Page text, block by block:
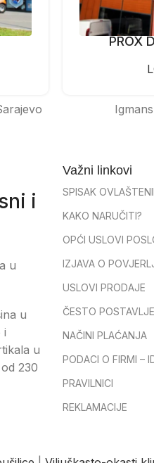
PROX
i
u
u
i
u
230
Važni linkovi
SPISAK
KAKO NARUČITI?
OPĆI USLOVI
IZJAVA O
USLOVI PRODAJE
ČESTO
NAČINI PLAĆANJA
PODACI O FIRMI –
PRAVILNICI
REKLAMACIJE